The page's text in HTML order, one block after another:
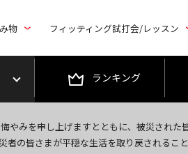
物 フィッティング試打会/レッスン
ランキング
やみを申し上げますとともに、被災された
者の皆さまが平穏な生活を取り戻されること
ご注文・発送・お問い合わせ＞
登録で1,000円OFFクーポンプレゼント